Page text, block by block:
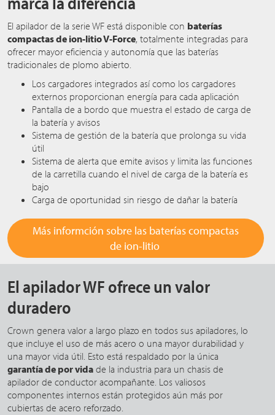
El apilador de la serie WF está disponible con baterías
compactas de ion-litio V-Force, totalmente integradas para
ofrecer mayor eficiencia y autonomía que las baterías
tradicionales de plomo abierto.
Los cargadores integrados así como los cargadores
externos proporcionan energía para cada aplicación
Pantalla de a bordo que muestra el estado de carga de
la batería y avisos
Sistema de gestión de la batería que prolonga su vida
útil
Sistema de alerta que emite avisos y limita las funciones
de la carretilla cuando el nivel de carga de la batería es
bajo
Carga de oportunidad sin riesgo de dañar la batería
Más informción sobre las baterías compactas
de ion-litio
El apilador WF ofrece un valor
duradero
Crown genera valor a largo plazo en todos sus apiladores, lo
que incluye el uso de más acero o una mayor durabilidad y
una mayor vida útil. Esto está respaldado por la única
garantía de por vida de la industria para un chasis de
apilador de conductor acompañante. Los valiosos
componentes internos están protegidos aún más por
cubiertas de acero reforzado.